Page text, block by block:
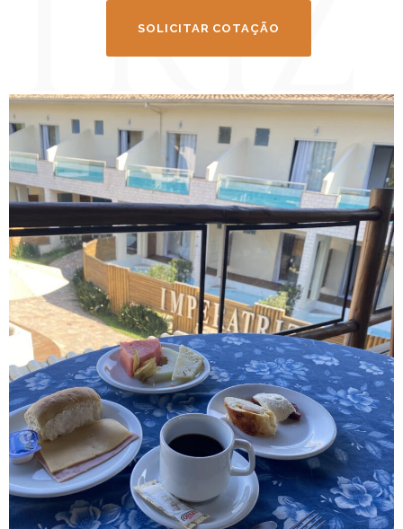
SOLICITAR COTAÇÃO